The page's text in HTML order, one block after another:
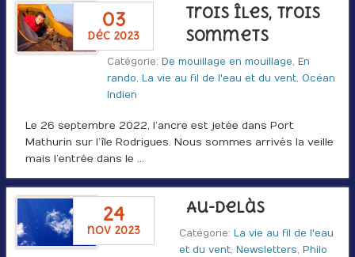
03
déc 2023
Trois îles, trois
sommets
Catégorie: De mouillage en mouillage, En
rando, La vie au fil de l'eau et du vent, Océan
Indien
Le 26 septembre 2022, l’ancre est jetée dans Port
Mathurin sur l’île Rodrigues. Nous sommes arrivés la veille
mais l’entrée dans le …
24
nov 2023
Au-delàs
Catégorie: La vie au fil de l'eau
et du vent, Newsletters, Philo